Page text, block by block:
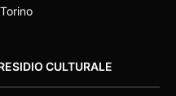
CULTURALE